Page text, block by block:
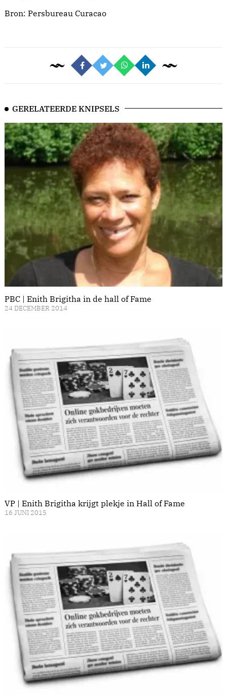
Bron: Persbureau Curacao
GERELATEERDE KNIPSELS
PBC | Enith Brigitha in de hall of Fame
24 DECEMBER 2014
VP | Enith Brigitha krijgt plekje in Hall of Fame
16 JUNI 2015